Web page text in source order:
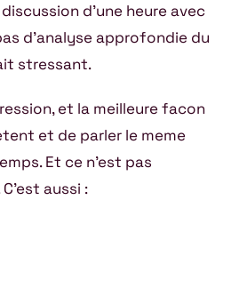
d’une heure avec
d’analyse approfondie du
stressant.
et la meilleure facon
et de parler le meme
Et ce n’est pas
aussi :